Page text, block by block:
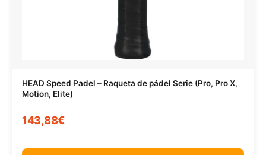
HEAD Speed Padel – Raqueta de pádel Serie (Pro, Pro X,
Motion, Elite)
143,88€